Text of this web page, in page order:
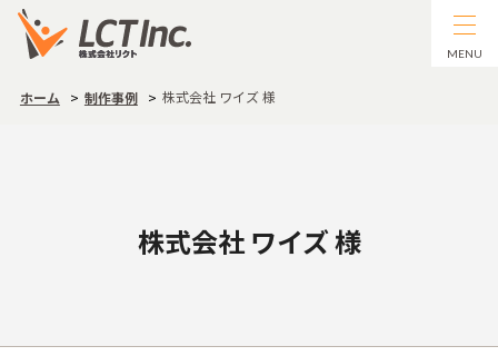
MENU
ホーム 制作事例 株式会社 ワイズ 様
株式会社 ワイズ 様